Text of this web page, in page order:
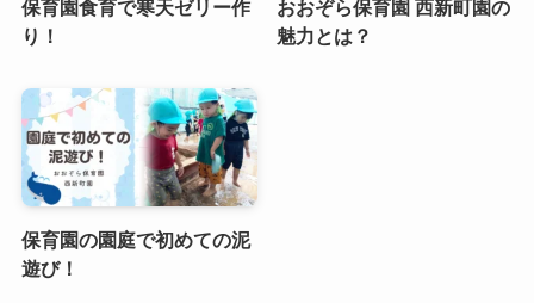
保育園食育で寒天ゼリー作
り！
おおぞら保育園 西新町園の
魅力とは？
保育園の園庭で初めての泥
遊び！